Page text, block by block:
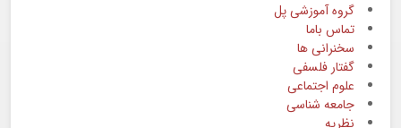
گروه آموزشی پل
تماس باما
سخنرانی ها
گفتار فلسفی
علوم اجتماعی
جامعه شناسی
نظریه